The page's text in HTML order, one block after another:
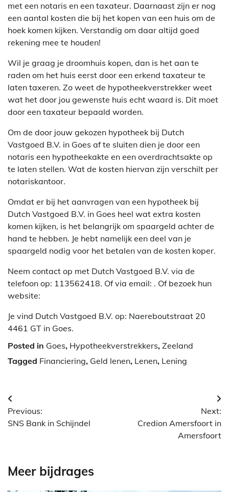
met een notaris en een taxateur. Daarnaast zijn er nog
een aantal kosten die bij het kopen van een huis om de
hoek komen kijken. Verstandig om daar altijd goed
rekening mee te houden!
Wil je graag je droomhuis kopen, dan is het aan te
raden om het huis eerst door een erkend taxateur te
laten taxeren. Zo weet de hypotheekverstrekker weet
wat het door jou gewenste huis echt waard is. Dit moet
door een taxateur bepaald worden.
Om de door jouw gekozen hypotheek bij Dutch
Vastgoed B.V. in Goes af te sluiten dien je door een
notaris een hypotheekakte en een overdrachtsakte op
te laten stellen. Wat de kosten hiervan zijn verschilt per
notariskantoor.
Omdat er bij het aanvragen van een hypotheek bij
Dutch Vastgoed B.V. in Goes heel wat extra kosten
komen kijken, is het belangrijk om spaargeld achter de
hand te hebben. Je hebt namelijk een deel van je
spaargeld nodig voor het betalen van de kosten koper.
Neem contact op met Dutch Vastgoed B.V. via de
telefoon op: 113562418. Of via email: . Of bezoek hun
website:
Je vind Dutch Vastgoed B.V. op: Naereboutstraat 20
4461 GT in Goes.
Posted in Goes, Hypotheekverstrekkers, Zeeland
Tagged Financiering, Geld lenen, Lenen, Lening
Berichtnavigatie
Previous:
SNS Bank in Schijndel
Next:
Credion Amersfoort in
Amersfoort
Meer bijdrages